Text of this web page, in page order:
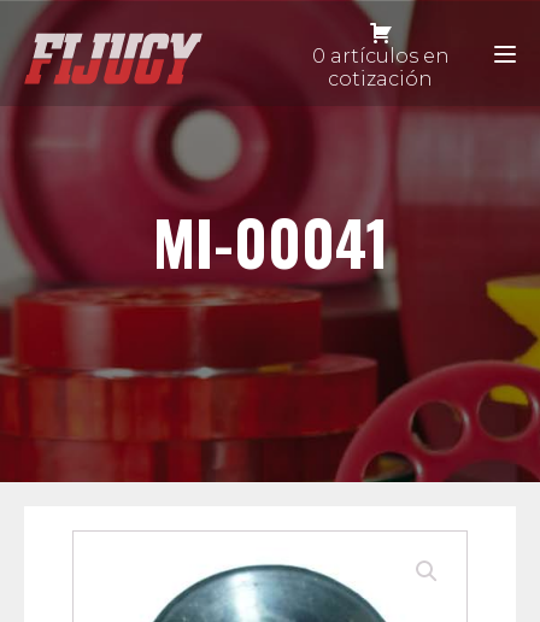
0 artículos en
cotización
MI-00041